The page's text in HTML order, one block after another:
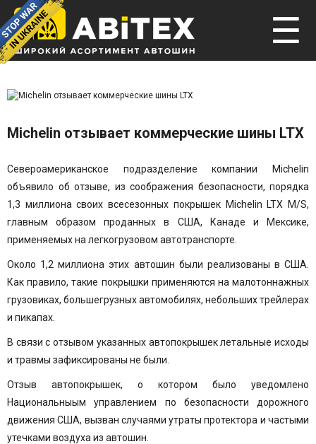
☰
Michelin отзывает коммерческие шины LTX
Североамериканское подразделение компании Michelin
объявило об отзыве, из соображения безопасности, порядка
1,3 миллиона своих всесезонных покрышек Michelin LTX M/S,
главным образом проданных в США, Канаде и Мексике,
применяемых на легкогрузовом автотранспорте.
Около 1,2 миллиона этих автошин были реализованы в США.
Как правило, такие покрышки применяются на малотоннажных
грузовиках, большегрузных автомобилях, небольших трейлерах
и пикапах.
В связи с отзывом указанных автопокрышек летальные исходы
и травмы зафиксированы не были.
Отзыв автопокрышек, о котором было уведомлено
Национальныым управлением по безопасности дорожного
движения США, вызван случаями утраты протектора и частыми
утечками воздуха из автошин.